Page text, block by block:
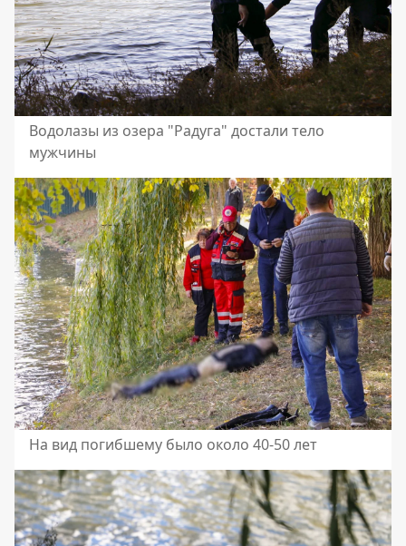
Водолазы из озера "Радуга" достали тело
мужчины
На вид погибшему было около 40-50 лет